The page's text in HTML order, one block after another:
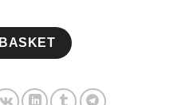
quantity